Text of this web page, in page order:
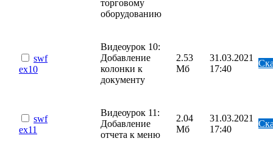
торговому
оборудованию
swf
ex10
Видеоурок 10:
Добавление
колонки к
документу
2.53
Мб
31.03.2021
17:40
swf
ex11
Видеоурок 11:
Добавление
отчета к меню
2.04
Мб
31.03.2021
17:40